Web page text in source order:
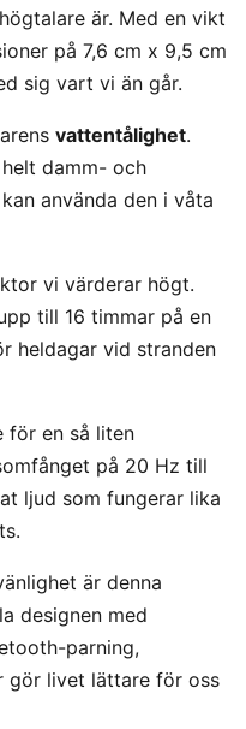
är. Med en vikt
på 7,6 cm x 9,5 cm
sig vart vi än går.
vattentålighet.
damm- och
använda den i våta
vi värderar högt.
till 16 timmar på en
heldagar vid stranden
för en så liten
på 20 Hz till
ljud som fungerar lika
är denna
designen med
parning,
gör livet lättare för oss